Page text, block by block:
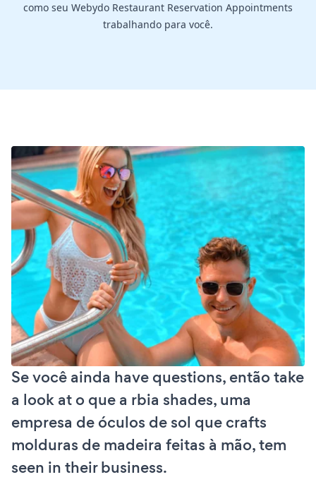
como seu Webydo Restaurant Reservation Appointments
trabalhando para você.
Se você ainda have questions, então take
a look at o que a rbia shades, uma
empresa de óculos de sol que crafts
molduras de madeira feitas à mão, tem
seen in their business.